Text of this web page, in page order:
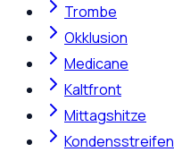
Trombe
Okklusion
Medicane
Kaltfront
Mittagshitze
Kondensstreifen